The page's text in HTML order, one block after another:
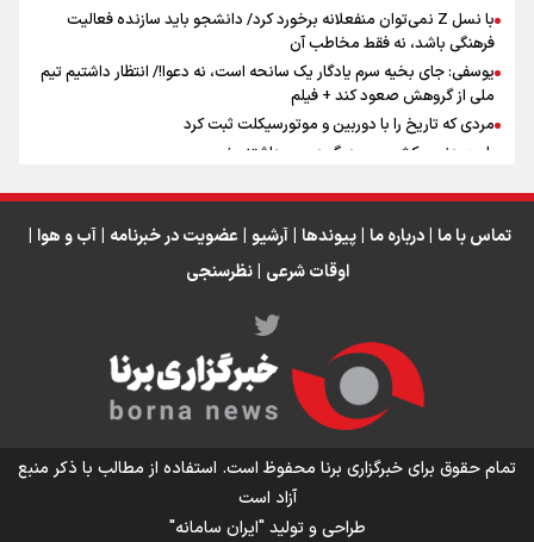
عراق
اینفو برنا/ میزان مالیات بر ارزش افزوده چقدر است؟
با نسل Z نمی‌توان منفعلانه برخورد کرد/ دانشجو باید سازنده فعالیت
فرهنگی باشد، نه فقط مخاطب آن
یوسفی: جای بخیه سرم یادگار یک سانحه است، نه دعوا!/ انتظار داشتیم تیم
ملی از گروهش صعود کند + فیلم
مردی که تاریخ را با دوربین و موتورسیکلت ثبت کرد
رابرت دنیرو: کشور من دیگر دوست‌داشتنی نیست
انتظار حضور تیم‌های بزرگ مثل استقلال در لیگ هستیم
تورم ۵۸ درصدی معدن / وقتی هزینه استخراج از توان قیمت‌گذاری سبقتتماس با ما درباره ما پیوندها آرشیو عضویت در خبرنامه آب و هوا
اوقات شرعی نظرسنجی
تمام حقوق برای خبرگزاری برنا محفوظ است. استفاده از مطالب با ذکر منبع
آزاد است
طراحی و تولید"ایران سامانه"